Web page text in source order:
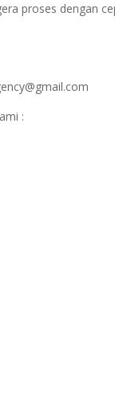
proses dengan
: